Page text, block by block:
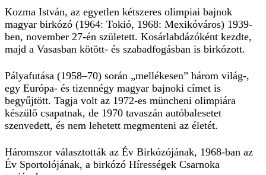
Kozma István, az egyetlen kétszeres olimpiai bajnok
magyar birkózó (1964: Tokió, 1968: Mexikóváros) 1939-
ben, november 27-én született. Kosárlabdázóként kezdte,
majd a Vasasban kötött- és szabadfogásban is birkózott.
Pályafutása (1958–70) során „mellékesen” három világ-,
egy Európa- és tizennégy magyar bajnoki címet is
begyűjtött. Tagja volt az 1972-es müncheni olimpiára
készülő csapatnak, de 1970 tavaszán autóbalesetet
szenvedett, és nem lehetett megmenteni az életét.
Háromszor választották az Év Birkózójának, 1968-ban az
Év Sportolójának, a birkózó Hírességek Csarnoka